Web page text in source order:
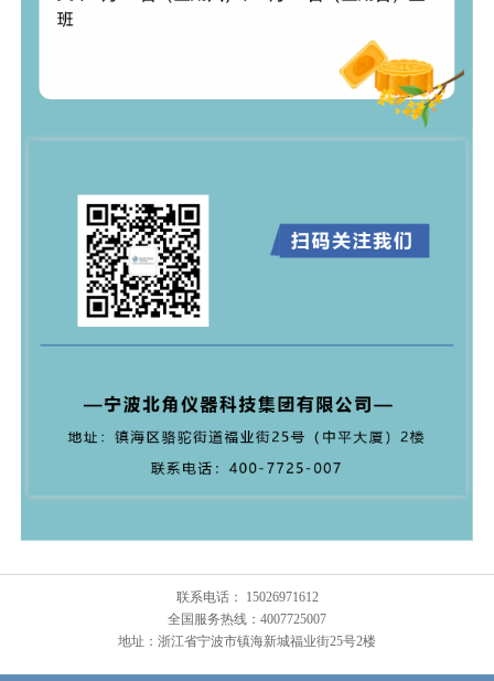
联系电话： 15026971612
全国服务热线：4007725007
地址：浙江省宁波市镇海新城福业街25号2楼